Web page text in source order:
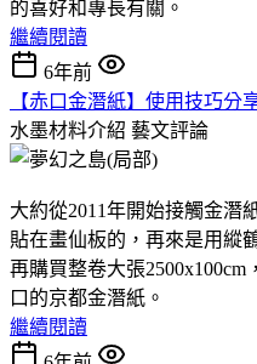
的喜好和專長有關。
繼續閱讀
6年前
【赤口金潛紙】使用技巧分
水墨材料介紹 藝文評論
大約從2011年開始接觸金潛
貼在畫仙板的，再來是用縱
再購買整卷大張
口的京都金潛紙。
繼續閱讀